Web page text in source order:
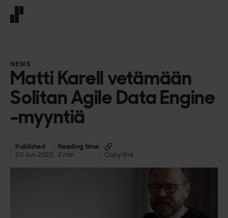
NEWS
Matti Karell vetämään
Solitan Agile Data Engine
-myyntiä
Published
20 Jun 2022
Reading time
2 min
Copy link